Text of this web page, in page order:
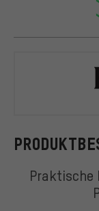
Praktische